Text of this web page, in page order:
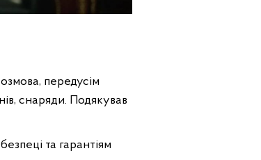
передусім
снаряди. Подякував
та гарантіям